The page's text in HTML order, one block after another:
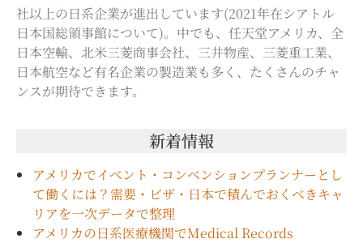
社以上の日系企業が進出しています(2021年在シアトル
日本国総領事館について)。中でも、任天堂アメリカ、全
日本空輸、北米三菱商事会社、三井物産、三菱重工業、
日本航空など有名企業の製造業も多く、たくさんのチャ
ンスが期待できます。
新着情報
アメリカでイベント・コンベンションプランナーとし
て働くには？需要・ビザ・日本で積んでおくべきキャ
リアを一次データで整理
アメリカの日系医療機関でMedical Records